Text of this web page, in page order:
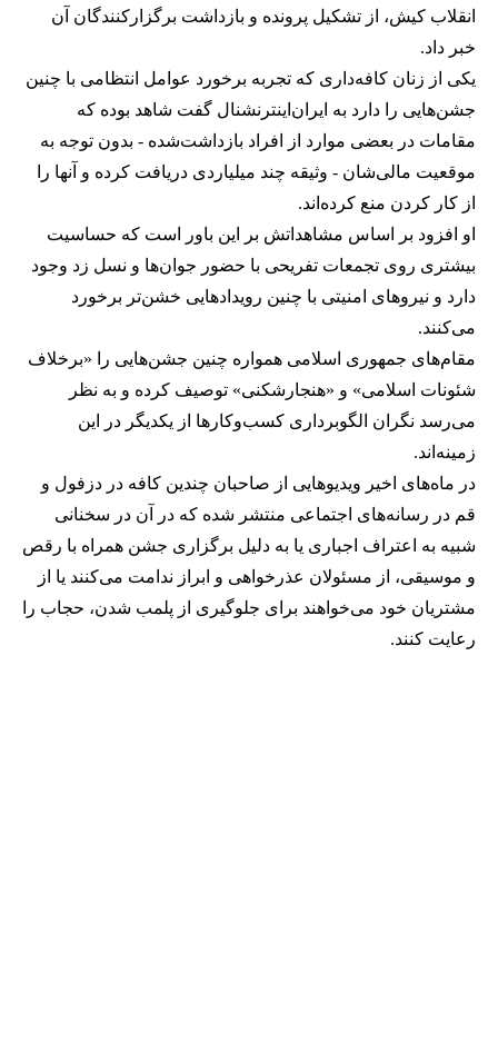
انقلاب کیش، از تشکیل پرونده و بازداشت برگزارکنندگان آن
خبر داد.
یکی از زنان کافه‌داری که تجربه برخورد عوامل انتظامی با چنین
جشن‌هایی را دارد به ایران‌اینترنشنال گفت شاهد بوده که
مقامات در بعضی موارد از افراد بازداشت‌‌شده - بدون توجه به
موقعیت مالی‌شان - وثیقه چند میلیاردی دریافت کرده و آنها را
از کار کردن منع کرده‌اند.
او افزود بر اساس مشاهداتش بر این باور است که حساسیت
بیشتری روی تجمعات تفریحی با حضور جوان‌ها و نسل زد وجود
دارد و نیروهای امنیتی با چنین رویدادهایی خشن‌تر برخورد
می‌کنند.
مقام‌های جمهوری اسلامی همواره چنین جشن‌هایی را «برخلاف
شئونات اسلامی» و «هنجارشکنی» توصیف کرده و به نظر
می‌رسد نگران الگوبرداری کسب‌وکارها از یکدیگر در این
زمینه‌اند.
در ماه‌های اخیر ویدیوهایی از صاحبان چندین کافه در دزفول و
قم در رسانه‌های اجتماعی منتشر شده که در آن در سخنانی
شبیه به اعتراف اجباری یا به دلیل برگزاری جشن همراه با رقص
و موسیقی، از مسئولان عذرخواهی و ابراز ندامت می‌کنند یا از
مشتریان خود می‌خواهند برای جلوگیری از پلمب شدن، حجاب را
رعایت کنند.